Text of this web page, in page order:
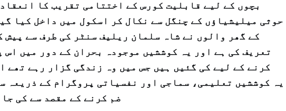
بچوں کے لیے قابلیت کورس کے اختتامی تقریب کا
حوثی میلیشیاؤں کے چنگل سے نکال کر اسکول میں داخل کیا
کے گھر والوں نے شاہ سلمان ریلیف سنٹر کی طرف سے پیش
تعریف کی ہے اور یہ کوششیں موجودہ بحران کے دور میں اس
کرنے کے لیے کی گئیں ہیں جس میں وہ زندگی گزار رہے تھے
یہ کوششیں تعلیمی، سماجی اور نفسیاتی پروگرام کے ذریعہ
ضم کرنے کے مقصد سے کی